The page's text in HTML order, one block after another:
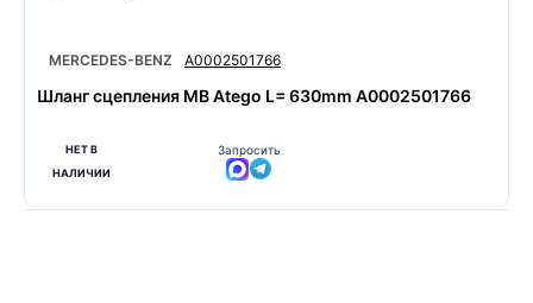
MERCEDES-BENZ A0002501766
Шланг сцепления MB Atego L= 630mm A0002501766
НЕТ В
НАЛИЧИИ
Запросить